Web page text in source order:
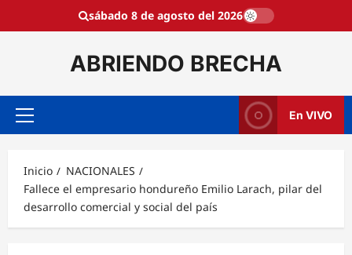
sábado 8 de agosto del 2026
ABRIENDO BRECHA
Menú
En VIVO
Inicio
NACIONALES
Fallece el empresario hondureño Emilio Larach, pilar del
desarrollo comercial y social del país